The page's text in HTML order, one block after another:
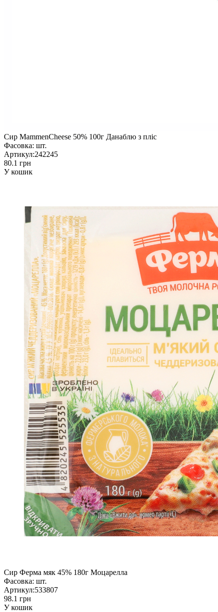
Сир MammenCheese 50% 100г Данаблю з пліс
Фасовка: шт.
Артикул:242245
80.1 грн
У кошик
Сир Ферма мяк 45% 180г Моцарелла
Фасовка: шт.
Артикул:533807
98.1 грн
У кошик